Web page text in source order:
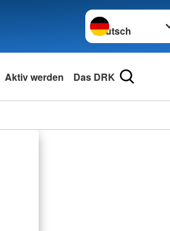
Sprache wechseln zu
Aktiv werden Das DRK